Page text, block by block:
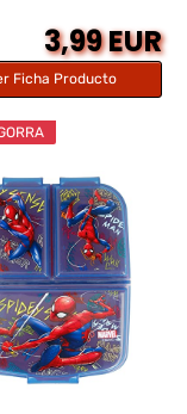
3,99 EUR
Ficha Producto